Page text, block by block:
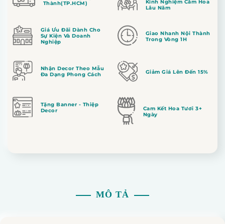
Thành(TP.HCM)
Kinh Nghiệm Cắm Hoa
Lâu Năm
Giá Ưu Đãi Dành Cho
Sự Kiện Và Doanh
Nghiệp
Giao Nhanh Nội Thành
Trong Vòng 1H
Nhận Decor Theo Mẫu
Đa Dạng Phong Cách
Giảm Giá Lên Đến 15%
Tặng Banner - Thiệp
Decor
Cam Kết Hoa Tươi 3+
Ngày
MÔ TẢ